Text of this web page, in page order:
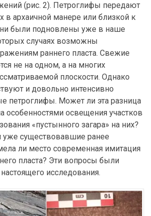
(рис. 2). Петроглифы передают
архаичной манере или близкой к
были подновлены уже в наше
случаях возможны
раннего пласта. Свежие
не на одном, а на многих
плоскости. Однако
и довольно интенсивно
петроглифы. Может ли эта разница
особенностями освещения участков
«пустынного загара» на них?
уже существовавшие ранее
ли место современная имитация
пласта? Эти вопросы были
исследования.